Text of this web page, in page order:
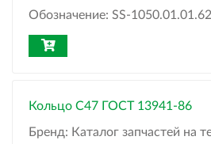
Обозначение: SS-
Кольцо С47 ГОСТ 13941-86
Бренд: Каталог запчастей на